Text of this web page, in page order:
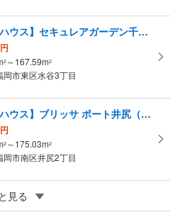
【大和ハウス】セキュレアガーデン千早駅東ヒルズ （建築条件付宅地分譲）
2 ～167.59m2
岡市東区水谷3丁目
【大和ハウス】ブリッサ ポート井尻（建築条件付宅地分譲）
2 ～175.03m2
岡市南区井尻2丁目
もらえる
区美和台7丁目
見る